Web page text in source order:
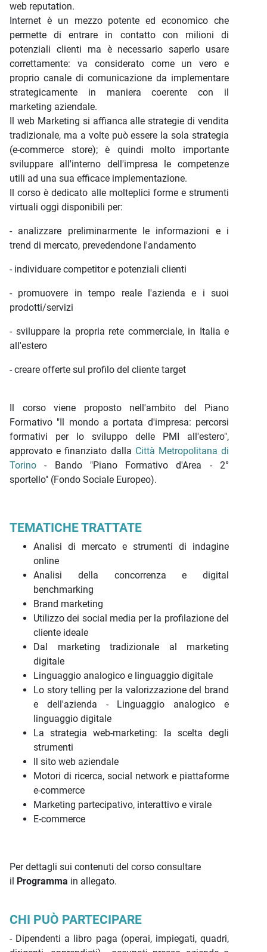
web reputation.
Internet è un mezzo potente ed economico che
permette di entrare in contatto con milioni di
potenziali clienti ma è necessario saperlo usare
correttamente: va considerato come un vero e
proprio canale di comunicazione da implementare
strategicamente in maniera coerente con il
marketing aziendale.
Il web Marketing si affianca alle strategie di vendita
tradizionale, ma a volte può essere la sola strategia
(e-commerce store); è quindi molto importante
sviluppare all'interno dell'impresa le competenze
utili ad una sua efficace implementazione.
Il corso è dedicato alle molteplici forme e strumenti
virtuali oggi disponibili per:
- analizzare preliminarmente le informazioni e i
trend di mercato, prevedendone l'andamento
- individuare competitor e potenziali clienti
- promuovere in tempo reale l'azienda e i suoi
prodotti/servizi
- sviluppare la propria rete commerciale, in Italia e
all'estero
- creare offerte sul profilo del cliente target
Il corso viene proposto nell'ambito del Piano
Formativo "Il mondo a portata d'impresa: percorsi
formativi per lo sviluppo delle PMI all'estero",
approvato e finanziato dalla Città Metropolitana di
Torino - Bando "Piano Formativo d'Area - 2°
sportello" (Fondo Sociale Europeo).
TEMATICHE TRATTATE
Analisi di mercato e strumenti di indagine
online
Analisi della concorrenza e digital
benchmarking
Brand marketing
Utilizzo dei social media per la profilazione del
cliente ideale
Dal marketing tradizionale al marketing
digitale
Linguaggio analogico e linguaggio digitale
Lo story telling per la valorizzazione del brand
e dell'azienda - Linguaggio analogico e
linguaggio digitale
La strategia web-marketing: la scelta degli
strumenti
Il sito web aziendale
Motori di ricerca, social network e piattaforme
e-commerce
Marketing partecipativo, interattivo e virale
E-commerce
Per dettagli sui contenuti del corso consultare
il Programma in allegato.
CHI PUÒ PARTECIPARE
- Dipendenti a libro paga (operai, impiegati, quadri,